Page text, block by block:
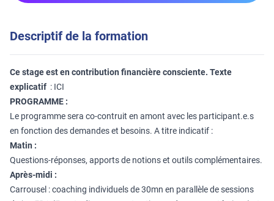
Descriptif de la formation
Ce stage est en contribution financière consciente. Texte
explicatif : ICI
PROGRAMME :
Le programme sera co-contruit en amont avec les participant.e.s
en fonction des demandes et besoins. A titre indicatif :
Matin :
Questions-réponses, apports de notions et outils complémentaires.
Après-midi :
Carrousel : coaching individuels de 30mn en parallèle de sessions